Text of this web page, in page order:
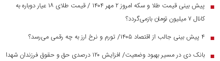
■
پیش بینی قیمت طلا و سکه امروز ۲ مهر ۱۴۰۴ / قیمت طلای ۱۸ عیار دوباره به
کانال ۷ میلیون تومان بازمی‌گردد؟
■ ۴ پیش بینی جالب از اقتصاد ۱۴۰۵/ تورم و نرخ ارز به چه رقمی می‌رسد؟
■
بانک دی در مسیر بهبود وضعیت/ افزایش ۱۲۰ درصدی حق و حقوق فرزندان شهدا